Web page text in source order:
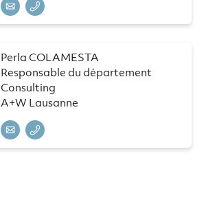
Perla COLAMESTA
Responsable du département
Consulting
A+W Lausanne